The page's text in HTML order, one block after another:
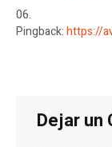
Pingback:https://
Dejar un